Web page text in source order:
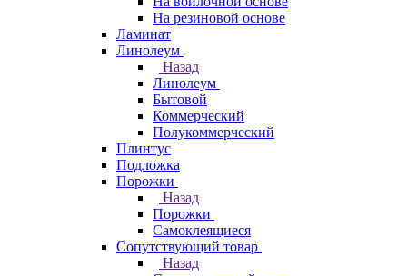
На резиновой основе
Ламинат
Линолеум
Назад
Линолеум
Бытовой
Коммерческий
Полукоммерческий
Плинтус
Подложка
Порожки
Назад
Порожки
Самоклеящиеся
Сопутствующий товар
Назад